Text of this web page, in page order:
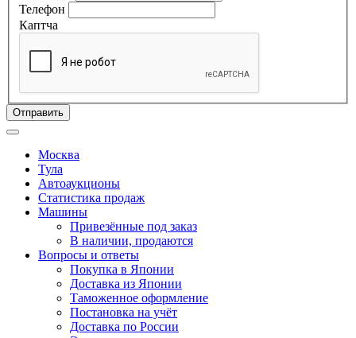
Телефон
Каптча
Отправить
Москва
Тула
Автоаукционы
Статистика продаж
Машины
Привезённые под заказ
В наличии, продаются
Вопросы и ответы
Покупка в Японии
Доставка из Японии
Таможенное оформление
Постановка на учёт
Доставка по России